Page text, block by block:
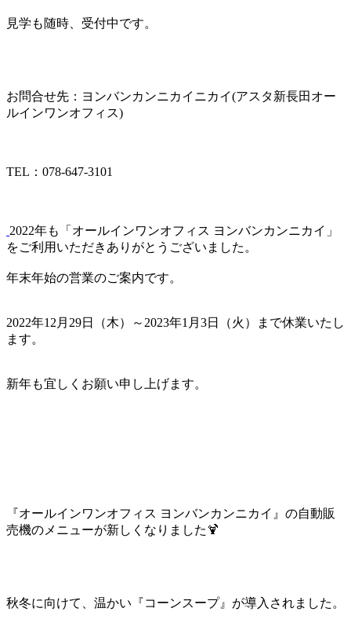
見学も随時、受付中です。
お問合せ先：ヨンバンカンニカイニカイ(アスタ新長田オー
ルインワンオフィス)
TEL：078-647-3101
2022年も「オールインワンオフィス ヨンバンカンニカイ」
をご利用いただきありがとうございました。
年末年始の営業のご案内です。
2022年12月29日（木）～2023年1月3日（火）まで休業いたし
ます。
新年も宜しくお願い申し上げます。
『オールインワンオフィス ヨンバンカンニカイ』の自動販
売機のメニューが新しくなりました🍹
秋冬に向けて、温かい『コーンスープ』が導入されました。